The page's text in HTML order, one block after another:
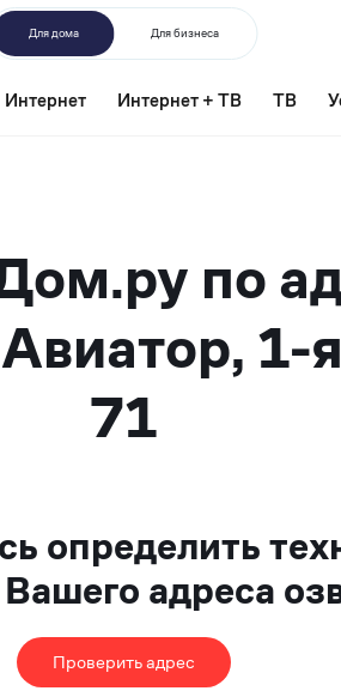
Для дома Для бизнеса
Интернет Интернет + ТВ ТВ
по
1-
71
определить
адреса
Проверить адрес